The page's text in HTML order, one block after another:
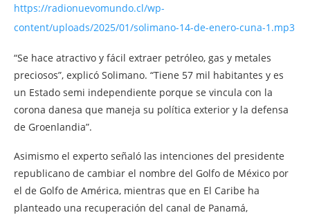
https://radionuevomundo.cl/wp-
content/uploads/2025/01/solimano-14-de-enero-cuna-1.mp3
“Se hace atractivo y fácil extraer petróleo, gas y metales
preciosos”, explicó Solimano. “Tiene 57 mil habitantes y es
un Estado semi independiente porque se vincula con la
corona danesa que maneja su política exterior y la defensa
de Groenlandia”.
Asimismo el experto señaló las intenciones del presidente
republicano de cambiar el nombre del Golfo de México por
el de Golfo de América, mientras que en El Caribe ha
planteado una recuperación del canal de Panamá,